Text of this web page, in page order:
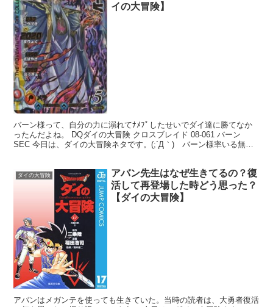
イの大冒険】
バーン様って、自分の力に溺れてﾅﾒﾌﾟしたせいでダイ達に勝てなか
ったんだよね。 DQダイの大冒険 クロスブレイド 08-061 バーン
SEC 今日は、ダイの大冒険ネタです。(;´Д｀) バーン様率いる無敵
ダイの大冒険
アバン先生はなぜ生きてるの？復
活して再登場した時どう思った？
【ダイの大冒険】
アバンはメガンテを使っても生きていた。当時の読者は、大勇者復活